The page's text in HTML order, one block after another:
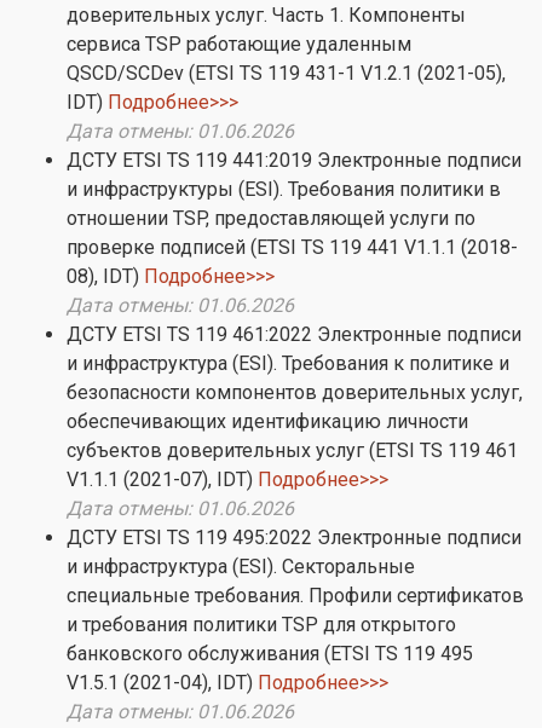
доверительных услуг. Часть 1. Компоненты
сервиса TSP работающие удаленным
QSCD/SCDev (ETSI TS 119 431-1 V1.2.1 (2021-05),
IDT) Подробнее>>>
Дата отмены: 01.06.2026
ДСТУ ETSI TS 119 441:2019 Электронные подписи
и инфраструктуры (ESI). Требования политики в
отношении TSP, предоставляющей услуги по
проверке подписей (ETSI TS 119 441 V1.1.1 (2018-
08), IDT) Подробнее>>>
Дата отмены: 01.06.2026
ДСТУ ETSI TS 119 461:2022 Электронные подписи
и инфраструктура (ESI). Требования к политике и
безопасности компонентов доверительных услуг,
обеспечивающих идентификацию личности
субъектов доверительных услуг (ETSI TS 119 461
V1.1.1 (2021-07), IDT) Подробнее>>>
Дата отмены: 01.06.2026
ДСТУ ETSI TS 119 495:2022 Электронные подписи
и инфраструктура (ESI). Секторальные
специальные требования. Профили сертификатов
и требования политики TSP для открытого
банковского обслуживания (ETSI TS 119 495
V1.5.1 (2021-04), IDT) Подробнее>>>
Дата отмены: 01.06.2026